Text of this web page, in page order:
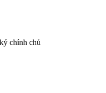
chính chủ